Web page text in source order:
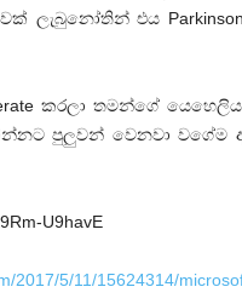
ලැබුනෝතින් එය
කරලා තමන්ගේ
පුලුවන් වෙනවා වගේම
U9havE
2017/5/11/15624314/